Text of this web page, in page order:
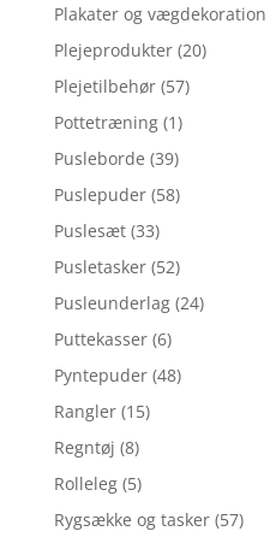
Plakater og vægdekoration
Plejeprodukter (20)
Plejetilbehør (57)
Pottetræning (1)
Pusleborde (39)
Puslepuder (58)
Puslesæt (33)
Pusletasker (52)
Pusleunderlag (24)
Puttekasser (6)
Pyntepuder (48)
Rangler (15)
Regntøj (8)
Rolleleg (5)
Rygsække og tasker (57)